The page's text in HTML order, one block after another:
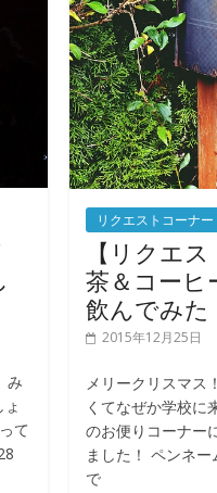
み
て
リクエストコーナー
【リクエ
茶＆コーヒ
飲んでみた
2015年12月25日
メリークリスマス
くてなぜか学校に
のお便りコーナー
ました！ ペンネ
で